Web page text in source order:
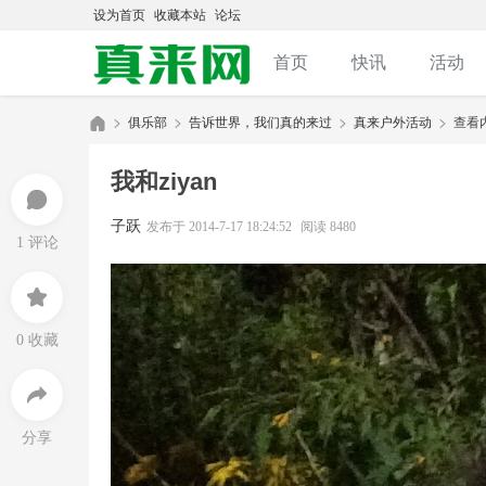
设为首页 收藏本站 论坛
首页 快讯 活动
记录 排行榜
»
俱乐部 告诉世界，我们真的来过 真来户外活动 查看
1 评论
0 收藏
分享
我和ziyan
子跃 发布于 2014-7-17 18:24:52 阅读 8480